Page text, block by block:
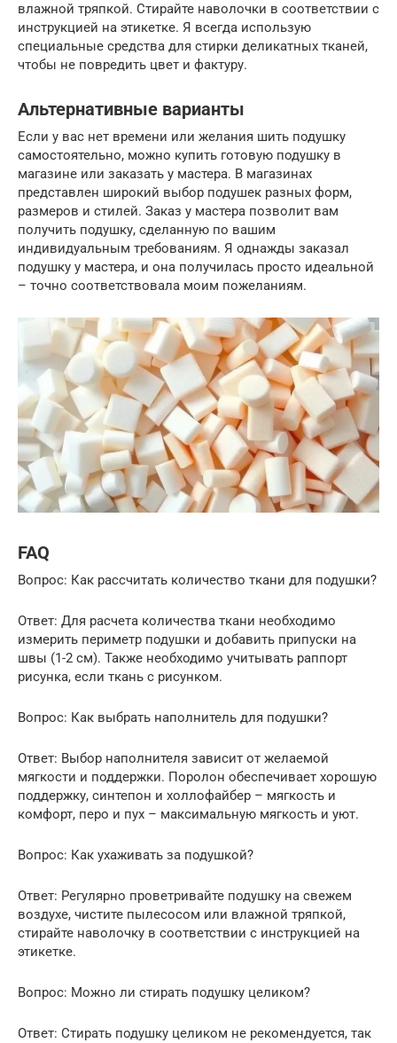
влажной тряпкой. Стирайте наволочки в соответствии с
инструкцией на этикетке. Я всегда использую
специальные средства для стирки деликатных тканей,
чтобы не повредить цвет и фактуру.
Альтернативные варианты
Если у вас нет времени или желания шить подушку
самостоятельно, можно купить готовую подушку в
магазине или заказать у мастера. В магазинах
представлен широкий выбор подушек разных форм,
размеров и стилей. Заказ у мастера позволит вам
получить подушку, сделанную по вашим
индивидуальным требованиям. Я однажды заказал
подушку у мастера, и она получилась просто идеальной
– точно соответствовала моим пожеланиям.
FAQ
Вопрос: Как рассчитать количество ткани для подушки?
Ответ: Для расчета количества ткани необходимо
измерить периметр подушки и добавить припуски на
швы (1-2 см). Также необходимо учитывать раппорт
рисунка, если ткань с рисунком.
Вопрос: Как выбрать наполнитель для подушки?
Ответ: Выбор наполнителя зависит от желаемой
мягкости и поддержки. Поролон обеспечивает хорошую
поддержку, синтепон и холлофайбер – мягкость и
комфорт, перо и пух – максимальную мягкость и уют.
Вопрос: Как ухаживать за подушкой?
Ответ: Регулярно проветривайте подушку на свежем
воздухе, чистите пылесосом или влажной тряпкой,
стирайте наволочку в соответствии с инструкцией на
этикетке.
Вопрос: Можно ли стирать подушку целиком?
Ответ: Стирать подушку целиком не рекомендуется, так